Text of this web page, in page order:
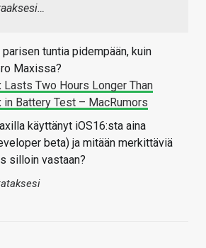
tuntia pidempään, kuin
Maxissa?
Two Hours Longer Than
Battery Test – MacRumors
käyttänyt iOS16:sta aina
beta) ja mitään merkittäviä
silloin vastaan?